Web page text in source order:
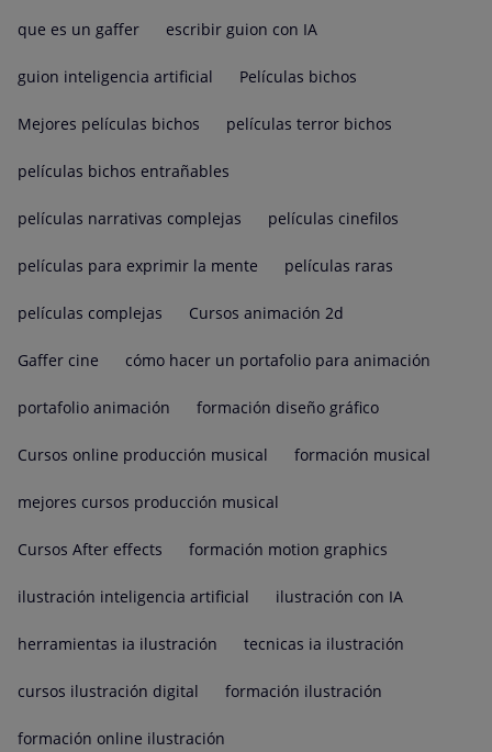
que es un gaffer escribir guion con IA
guion inteligencia artificial Películas bichos
Mejores películas bichos películas terror bichos
películas bichos entrañables
películas narrativas complejas películas cinefilos
películas para exprimir la mente películas raras
películas complejas Cursos animación 2d
Gaffer cine cómo hacer un portafolio para animación
portafolio animación formación diseño gráfico
Cursos online producción musical formación musical
mejores cursos producción musical
Cursos After effects formación motion graphics
ilustración inteligencia artificial ilustración con IA
herramientas ia ilustración tecnicas ia ilustración
cursos ilustración digital formación ilustración
formación online ilustración